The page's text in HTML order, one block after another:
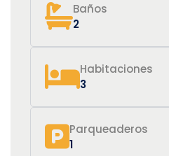
Baños
2
Habitaciones
3
Parqueaderos
1